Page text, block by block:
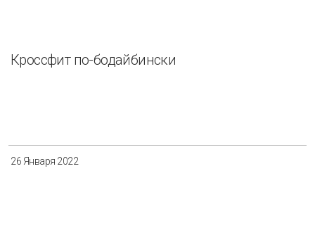
Кроссфит по-бодайбински
26 Января 2022